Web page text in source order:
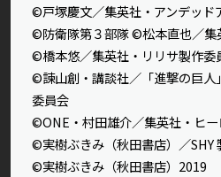
©戸塚慶文／集英社・アンデッド
©防衛隊第３部隊 ©松本直也／集
©橋本悠／集英社・リリサ製作委
©諫山創・講談社／「進撃の巨
委員会
©ONE・村田雄介／集英社・ヒ
©実樹ぶきみ（秋田書店）／SHY
©実樹ぶきみ（秋田書店）2019